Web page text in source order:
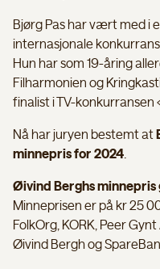
Bjørg Pas har vært med i
internasjonale
Hun har som 19-åring
Filharmonien og
finalist i TV-konkurransen
Nå har juryen bestemt at
minnepris for 2024
Øivind Berghs minnepris
Minneprisen er på kr 25
FolkOrg, KORK, Peer
Øivind Bergh og